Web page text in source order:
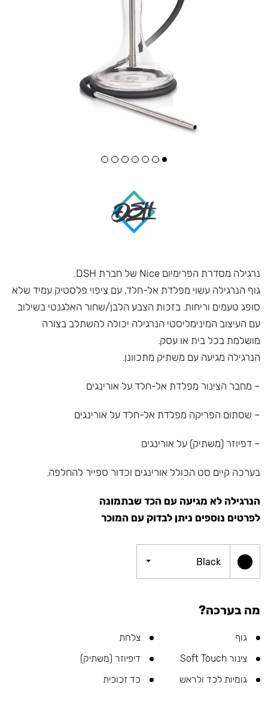
נרגילה מסדרת הפרימיום Nice של חברת DSH.
גוף הנרגילה עשוי מפלדת אל-חלד, עם ציפוי פלסטיק עמיד שלא
סופג טעמים וריחות. בזכות הצבע הלבן/שחור האלגנטי בשילוב
עם העיצוב המינימליסטי הנרגילה יכולה להשתלב בצורה
מושלמת בכל בית או עסק.
הנרגילה מגיעה עם משתיק מתכוונן.
– מחבר הצינור מפלדת אל-חלד על אורינגים
– שסתום הפריקה מפלדת אל-חלד על אורינגים
– דפיוזר (משתיק) על אורינגים
בערכה קיים סט הכולל אורינגים וכדור ספייר להחלפה.
הנרגילה לא מגיעה עם הכד שבתמונה
לפרטים נוספים ניתן לבדוק עם המוכר
Black
מה בערכה?
גוף
צלחת
צינור Soft Touch
דיפיוזר (משתיק)
גומיות לכד ולראש
כד זכוכית